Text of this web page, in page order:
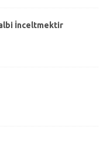
İnceltmektir